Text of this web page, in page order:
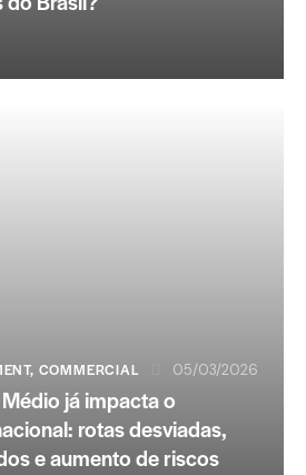
, COMMERCIAL 05/03/2026
já impacta o
rotas desviadas,
e aumento de riscos